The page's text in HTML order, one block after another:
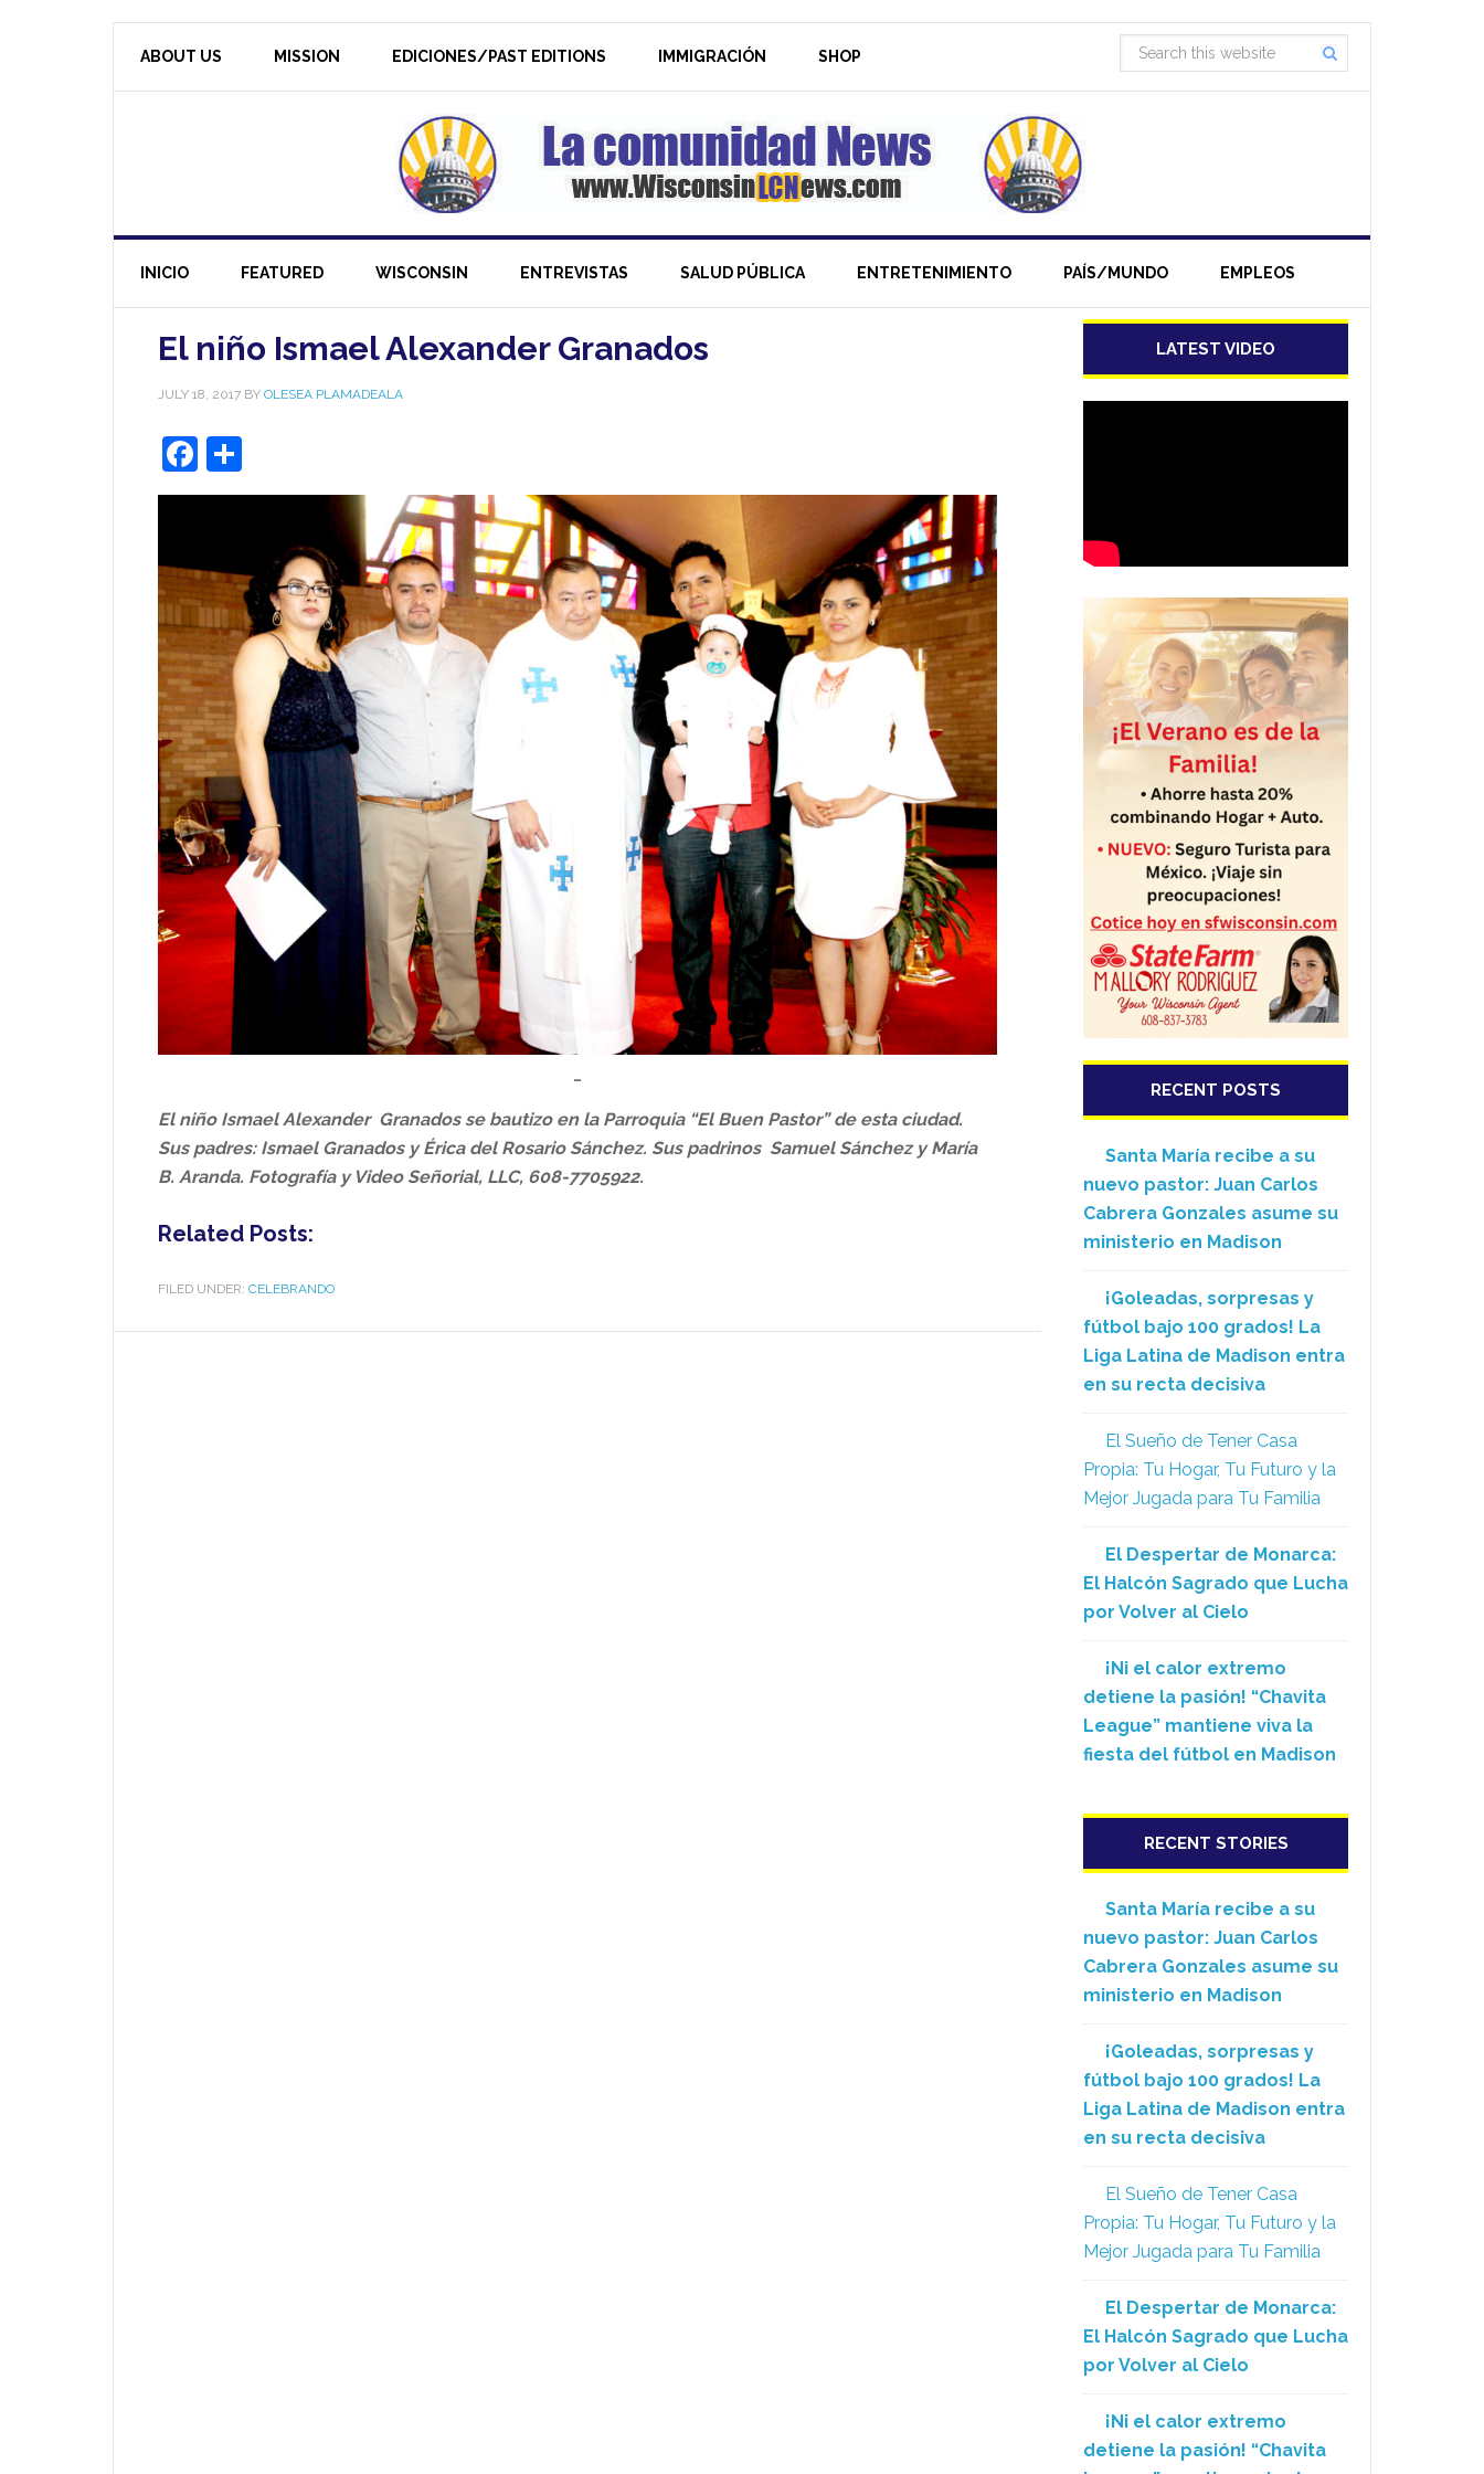
ABOUT US MISSION EDICIONES/PAST EDITIONS IMMIGRACIÓN SHOP
INICIO FEATURED WISCONSIN ENTREVISTAS SALUD PÚBLICA ENTRETENIMIENTO PAÍS/MUNDO EMPLEOS
El niño Ismael Alexander Granados
JULY 18, 2017 BY OLESEA PLAMADEALA
Facebook
…
El niño Ismael Alexander Granados se bautizo en la Parroquia “El Buen Pastor” de esta ciudad.
Sus padres: Ismael Granados y Érica del Rosario Sánchez. Sus padrinos Samuel Sánchez y María
B. Aranda. Fotografía y Video Señorial, LLC, 608-7705922.
Related Posts:
FILED UNDER: CELEBRANDO
LATEST VIDEO
RECENT POSTS
Santa María recibe a su
nuevo pastor: Juan Carlos
Cabrera Gonzales asume su
ministerio en Madison
¡Goleadas, sorpresas y
fútbol bajo 100 grados! La
Liga Latina de Madison entra
en su recta decisiva
El Sueño de Tener Casa
Propia: Tu Hogar, Tu Futuro y la
Mejor Jugada para Tu Familia
El Despertar de Monarca:
El Halcón Sagrado que Lucha
por Volver al Cielo
¡Ni el calor extremo
detiene la pasión! “Chavita
League” mantiene viva la
fiesta del fútbol en Madison
RECENT STORIES
Santa María recibe a su
nuevo pastor: Juan Carlos
Cabrera Gonzales asume su
ministerio en Madison
¡Goleadas, sorpresas y
fútbol bajo 100 grados! La
Liga Latina de Madison entra
en su recta decisiva
El Sueño de Tener Casa
Propia: Tu Hogar, Tu Futuro y la
Mejor Jugada para Tu Familia
El Despertar de Monarca:
El Halcón Sagrado que Lucha
por Volver al Cielo
¡Ni el calor extremo
detiene la pasión! “Chavita